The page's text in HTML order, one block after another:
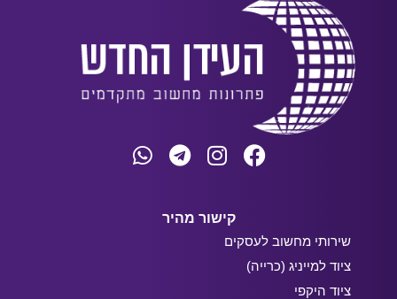
קישור מהיר
שירותי מחשוב לעסקים
ציוד למייניג (כרייה)
ציוד היקפי